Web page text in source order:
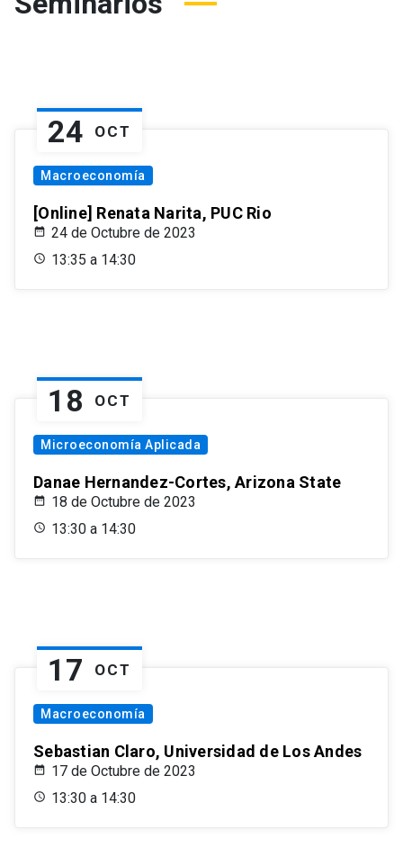
24 OCT
Macroeconomía
[Online] Renata Narita, PUC Rio
24 de Octubre de 2023
13:35 a 14:30
18 OCT
Microeconomía Aplicada
Danae Hernandez-Cortes, Arizona State
18 de Octubre de 2023
13:30 a 14:30
17 OCT
Macroeconomía
Sebastian Claro, Universidad de Los Andes
17 de Octubre de 2023
13:30 a 14:30